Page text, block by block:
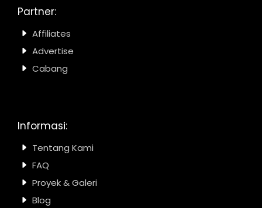
Partner:
Affiliates
Advertise
Cabang
Informasi:
Tentang Kami
FAQ
Proyek & Galeri
Blog